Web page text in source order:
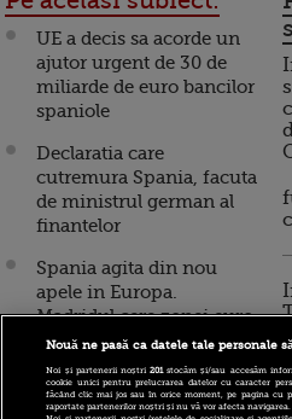
UE a decis sa acorde un
ajutor urgent de 30 de
miliarde de euro bancilor
spaniole
Declaratia care
cutremura Spania, facuta
de ministrul german al
finantelor
Spania agita din nou
apele in Europa.
Madridul cere zonei euro
sa cumpere urgent
obligatiuni
guvernamentale
Nouă ne pasă ca datele tale personale
Noi și partenerii noștri201stocăm și/sau accesăm
cookie unici pentru prelucrarea datelor cu caracter
făcând clic mai jos sau în orice moment, pe pagina cu
raportate partenerilor noștri și nu vă vor afecta navigarea.